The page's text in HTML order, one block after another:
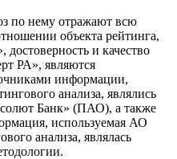
по нему отражают всю
объекта рейтинга,
и качество
РА», являются
информации,
анализа, являлись
Банк» (ПАО), а также
используемая АО
анализа, являлась